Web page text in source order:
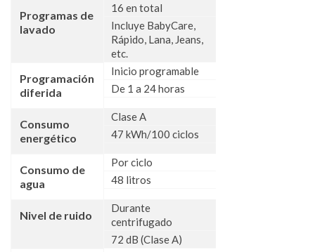
Programas de
lavado
16 en total
Incluye BabyCare,
Rápido, Lana, Jeans,
etc.
Programación
diferida
Inicio programable
De 1 a 24 horas
Consumo
energético
Clase A
47 kWh/100 ciclos
Consumo de
agua
Por ciclo
48 litros
Nivel de ruido
Durante
centrifugado
72 dB (Clase A)